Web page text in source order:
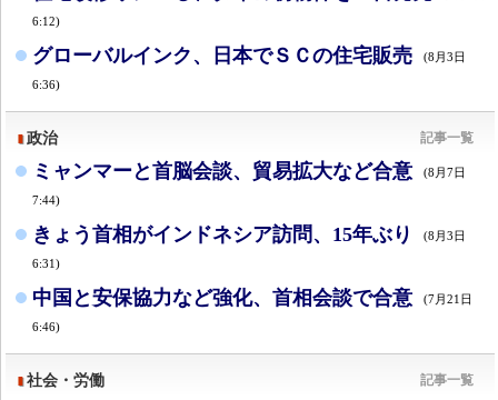
6:12)
グローバルインク、日本でＳＣの住宅販売 (8月3日
6:36)
政治 記事一覧
ミャンマーと首脳会談、貿易拡大など合意 (8月7日
7:44)
きょう首相がインドネシア訪問、15年ぶり (8月3日
6:31)
中国と安保協力など強化、首相会談で合意 (7月21日
6:46)
社会・労働 記事一覧